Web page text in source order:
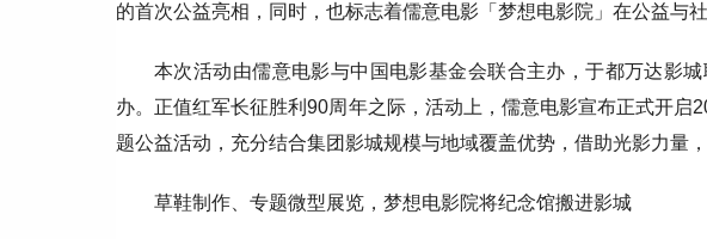
的首次公益亮相，同时，也标志着儒意电影「梦想电影院」在公益与
本次活动由儒意电影与中国电影基金会联合主办，于都万达影
办。正值红军长征胜利90周年之际，活动上，儒意电影宣布正式开启
题公益活动，充分结合集团影城规模与地域覆盖优势，借助光影力量，
草鞋制作、专题微型展览，梦想电影院将纪念馆搬进影城